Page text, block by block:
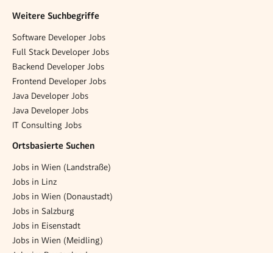
Weitere Suchbegriffe
Software Developer Jobs
Full Stack Developer Jobs
Backend Developer Jobs
Frontend Developer Jobs
Java Developer Jobs
Java Developer Jobs
IT Consulting Jobs
Ortsbasierte Suchen
Jobs in Wien (Landstraße)
Jobs in Linz
Jobs in Wien (Donaustadt)
Jobs in Salzburg
Jobs in Eisenstadt
Jobs in Wien (Meidling)